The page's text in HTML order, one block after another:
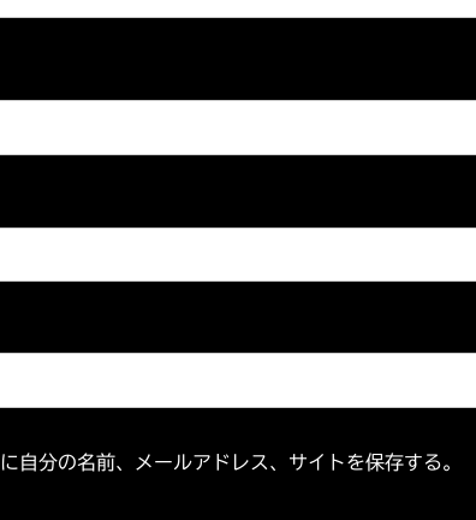
自分の名前、メールアドレス、サイトを保存する。